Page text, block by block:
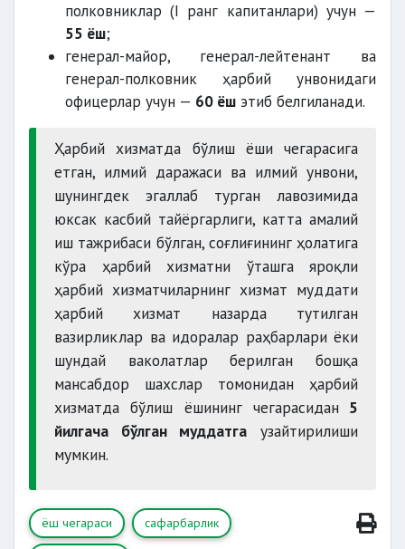
полковниклар (I ранг капитанлари) учун —
55 ёш;
генерал-майор, генерал-лейтенант ва
генерал-полковник ҳарбий унвонидаги
офицерлар учун — 60 ёш этиб белгиланади.
Ҳарбий хизматда бўлиш ёши чегарасига
етган, илмий даражаси ва илмий унвони,
шунингдек эгаллаб турган лавозимида
юксак касбий тайёргарлиги, катта амалий
иш тажрибаси бўлган, соғлиғининг ҳолатига
кўра ҳарбий хизматни ўташга яроқли
ҳарбий хизматчиларнинг хизмат муддати
ҳарбий хизмат назарда тутилган
вазирликлар ва идоралар раҳбарлари ёки
шундай ваколатлар берилган бошқа
мансабдор шахслар томонидан ҳарбий
хизматда бўлиш ёшининг чегарасидан5
йилгача бўлган муддатга узайтирилиши
мумкин.
ёш чегараси сафарбарлик